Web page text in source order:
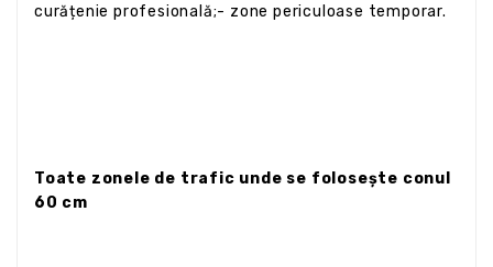
curățenie profesională;- zone periculoase temporar.
Toate zonele de trafic unde se folosește conul
60 cm